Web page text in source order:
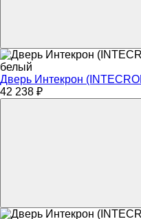
Дверь Интекрон
42 238 ₽